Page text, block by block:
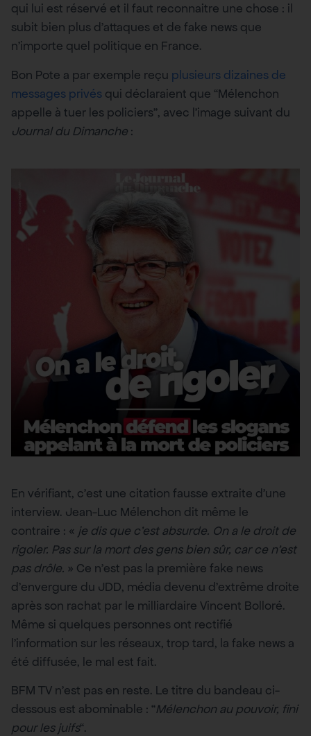
qui lui est réservé et il faut reconnaitre une chose : il
subit bien plus d’attaques et de fake news que
n’importe quel politique en France.
Bon Pote a par exemple reçu plusieurs dizaines de
messages privés qui déclaraient que “Mélenchon
appelle à tuer les policiers”, avec l’image suivant du
Journal du Dimanche :
En vérifiant, c’est une citation fausse extraite d’une
interview. Jean-Luc Mélenchon dit même le
contraire : « je dis que c’est absurde. On a le droit de
rigoler. Pas sur la mort des gens bien sûr, car ce n’est
pas drôle. » Ce n’est pas la première fake news
d’envergure du JDD, média devenu d’extrême droite
après son rachat par le milliardaire Vincent Bolloré.
Même si quelques personnes ont rectifié
l’information sur les réseaux, trop tard, la fake news a
été diffusée, le mal est fait.
BFM TV n’est pas en reste. Le titre du bandeau ci-
dessous est abominable : “Mélenchon au pouvoir, fini
pour les juifs“.